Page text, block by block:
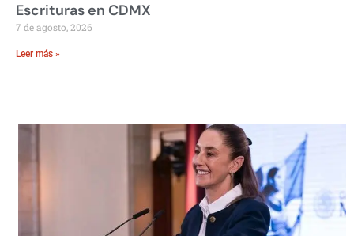
Escrituras en CDMX
7 de agosto, 2026
Leer más »